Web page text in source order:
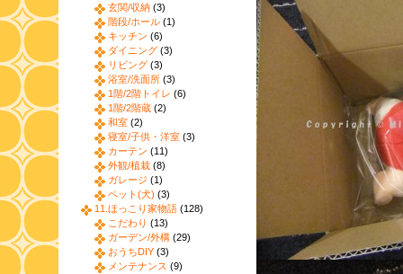
玄関/収納 (3)
階段/ホール (1)
キッチン (6)
ダイニング (3)
リビング (3)
浴室/洗面所 (3)
1階/2階トイレ (6)
1階/2階蔵 (2)
和室 (2)
寝室/子供・洋室 (3)
カーテン (11)
外観/植栽 (8)
ガレージ (1)
ペット(犬) (3)
11.ほっこり家物語 (128)
こだわり (13)
ガーデン/外構 (29)
おうちDIY (3)
メンテナンス (9)